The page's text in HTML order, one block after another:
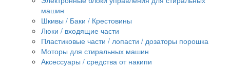
машин
Шкивы / Баки / Крестовины
Люки / входящие части
Пластиковые части / лопасти / дозаторы порошка
Моторы для стиральных машин
Аксессуары / средства от накипи